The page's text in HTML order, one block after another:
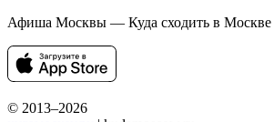
Афиша Москвы — Куда сходить в Москве
© 2013–2026